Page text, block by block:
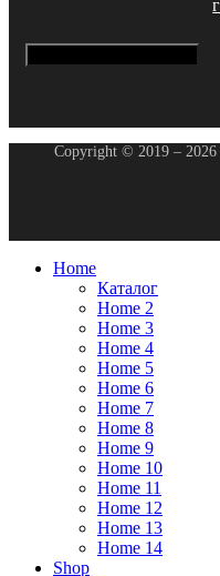
Copyright © 2019 – 2026
Home
Каталог
Home 2
Home 3
Home 4
Home 5
Home 6
Home 7
Home 8
Home 9
Home 10
Home 11
Home 12
Home 13
Home 14
Shop